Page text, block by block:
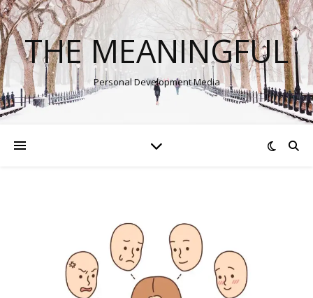
THE MEANINGFUL
Personal Development Media